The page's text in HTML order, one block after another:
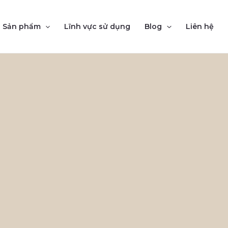
Sản phẩm Lĩnh vực sử dụng Blog Liên hệ